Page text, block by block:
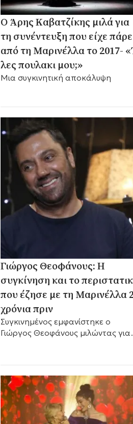
Ο Άρης Καβατζίκης μιλά για
τη συνέντευξη που είχε
από τη Μαρινέλλα το 2017-
λες πουλακι μου;»
Μια συγκινητική αποκάλυψη
Γιώργος Θεοφάνους: Η
συγκίνηση και το
που έζησε με τη Μαρινέλλα
χρόνια πριν
Συγκινημένος εμφανίστηκε ο
Γιώργος Θεοφάνους μιλώντας για
σημάδεψε τη σχέση τους και τα
λόγια της που κουβαλά μέχρι
σήμερα.